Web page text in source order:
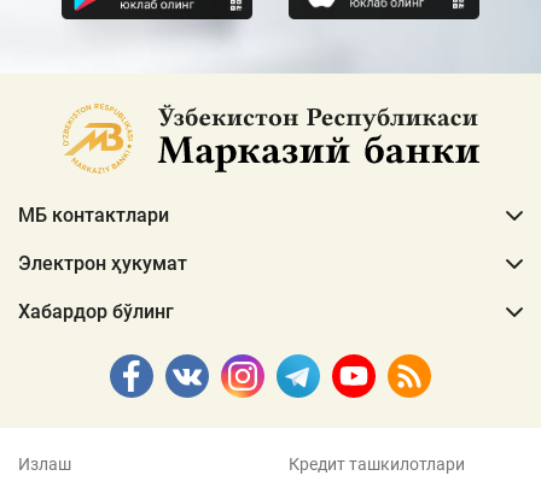
МБ контактлари
Электрон ҳукумат
Хабардор бўлинг
Излаш Кредит ташкилотлари